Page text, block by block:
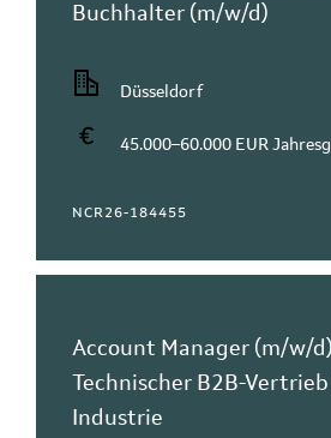
Buchhalter (m/w/d)
Düsseldorf
45.000–60.000 EUR
NCR26-184455
Account Manager (m/w/
Technischer B2B-
Industrie